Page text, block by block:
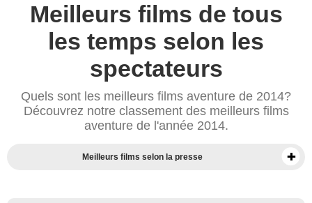
Meilleurs films de tous
les temps selon les
spectateurs
Quels sont les meilleurs films aventure de 2014?
Découvrez notre classement des meilleurs films
aventure de l'année 2014.
Meilleurs films selon la presse